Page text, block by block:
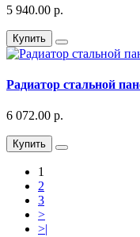
5 940.00 р.
Купить
Радиатор стальной
6 072.00 р.
Купить
1
2
3
>
>|